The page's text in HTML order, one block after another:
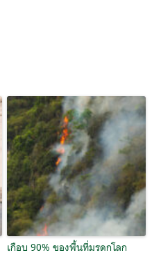
เกือบ 90% ของพื้นที่มรดกโลก